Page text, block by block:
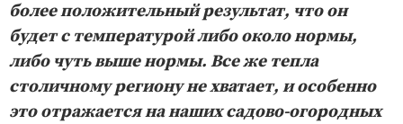
более положительный результат, что он
будет с температурой либо около нормы,
либо чуть выше нормы. Все же тепла
столичному региону не хватает, и особенно
это отражается на наших садово-огородных